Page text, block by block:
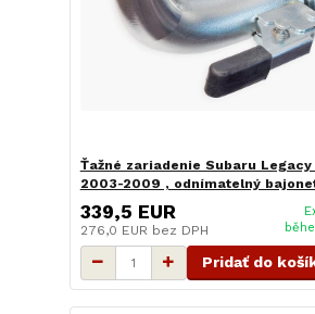
Ťažné zariadenie Subaru
2003-2009 , odnímatelný
339,5 EUR
276,0 EUR bez DPH
Pridať do